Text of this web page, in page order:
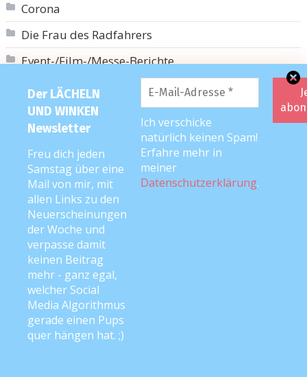
Der LÄCHELN
UND WINKEN
Newsletter
Freu dich jeden
Samstag über eine
Mail von mir, mit
allen Links zu den
Neuerscheinungen
der Woche und
verpasse damit
keinen Beitrag
mehr - ganz egal,
welcher Social
Media Algorithmus
gerade einen Pups
quer hängen hat. ;)
Ich verschicke
natürlich keinen Spam!
Erfahre mehr in
meiner
Datenschutzerklärung.
Corona
Die Frau des Radfahrers
Event-/Film-/Messe-Berichte
Familien-Urlaub
Fehlgeburt / Sternenkinder
Geschwister-/Krümel-Chroniken
Herzensangelegenheiten
Interviews
Leser:innen-Geschichten
Mutter-Kind-Kur-Berichte
Neu
Rabenmutter 2.0